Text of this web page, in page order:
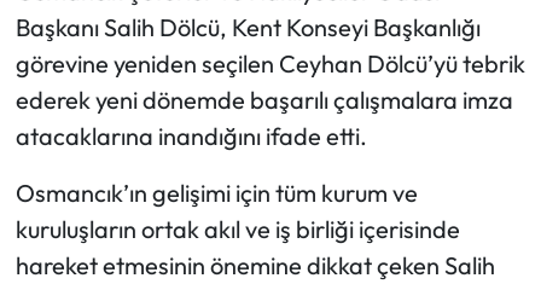
Başkanı Salih Dölcü, Kent Konseyi Başkanlığı
görevine yeniden seçilen Ceyhan Dölcü’yü tebrik
ederek yeni dönemde başarılı çalışmalara imza
atacaklarına inandığını ifade etti.
Osmancık’ın gelişimi için tüm kurum ve
kuruluşların ortak akıl ve iş birliği içerisinde
hareket etmesinin önemine dikkat çeken Salih
Osmancık Haberleri
Otomotiv
Resmi İlan
Resmi Reklam
Sağlık